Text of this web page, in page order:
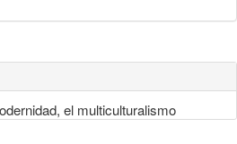
el multiculturalismo